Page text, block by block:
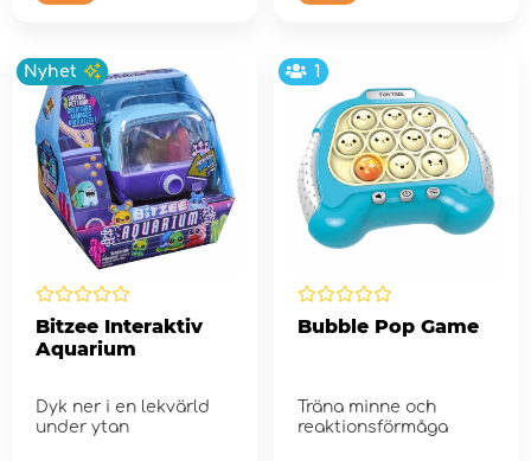
Nyhet
Bitzee Interaktiv
Aquarium
Dyk ner i en lekvärld
under ytan
1
Bubble Pop Game
Träna minne och
reaktionsförmåga